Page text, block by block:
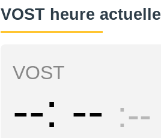
VOST heure actuelle
VOST
-- -- --